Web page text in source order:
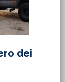
dei